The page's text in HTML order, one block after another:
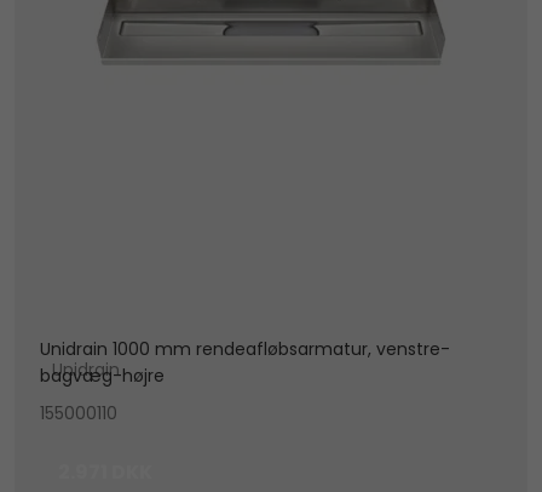
Unidrain 1000 mm rendeafløbsarmatur, venstre-
bagvæg-højre
Unidrain
155000110